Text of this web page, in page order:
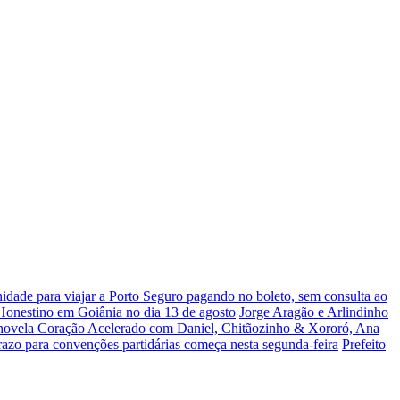
para viajar a Porto Seguro pagando no boleto, sem consulta ao
em Goiânia no dia 13 de agosto Jorge Aragão e Arlindinho
Coração Acelerado com Daniel, Chitãozinho & Xororó, Ana
para convenções partidárias começa nesta segunda-feira Prefeito